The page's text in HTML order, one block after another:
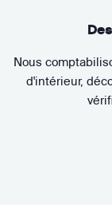
Nous
d'intérieur,